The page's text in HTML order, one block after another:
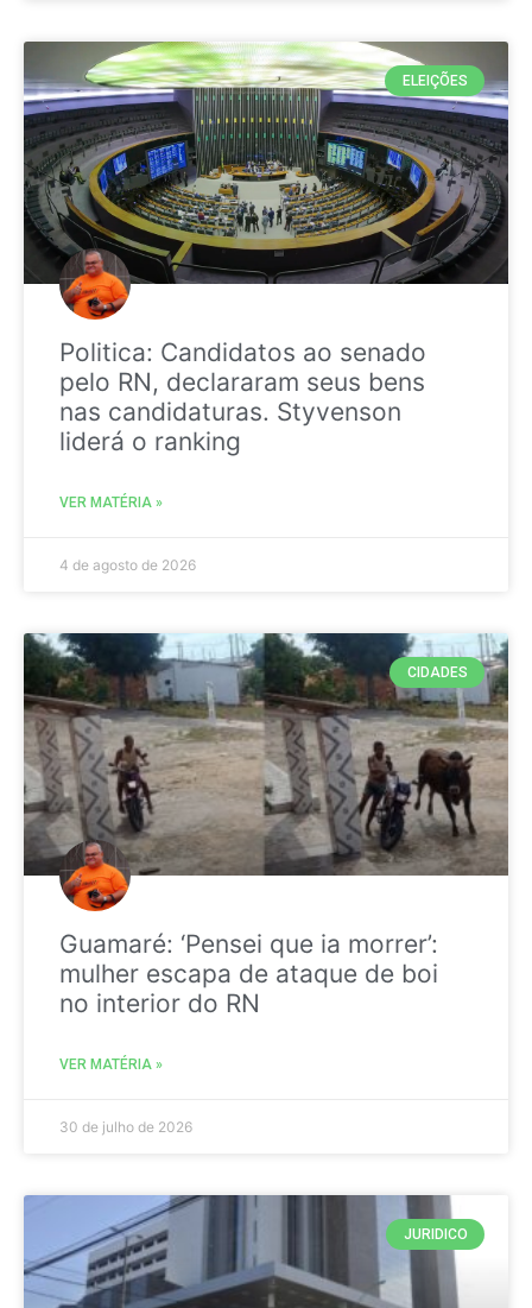
ELEIÇÕES
Politica: Candidatos ao senado
pelo RN, declararam seus bens
nas candidaturas. Styvenson
liderá o ranking
VER MATÉRIA »
4 de agosto de 2026
CIDADES
Guamaré: ‘Pensei que ia morrer’:
mulher escapa de ataque de boi
no interior do RN
VER MATÉRIA »
30 de julho de 2026
JURIDICO